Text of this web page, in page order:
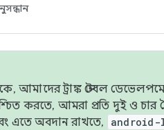
আমাদের ট্রাঙ্ক স্টেবল
করতে, আমরা প্রতি দুই ও
এতে অবদান রাখতে,